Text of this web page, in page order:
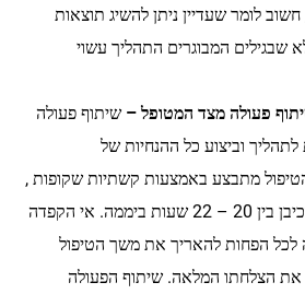
לומר שעדיין ניתן להשיג תוצאות
שבגילים המבוגרים התהליך עשוי
פעולה מצד המטופל – שיתוף פעולה
וביצוע כל ההנחיות של
מתבצע באמצעות קשתיות שקופות ,
חשוב להקפיד להרכיבן בין 20 – 22 שעות ביממה. אי הקפדה
לכל הפחות להאריך את משך הטיפול
את הצלחתו המלאה. שיתוף הפעולה